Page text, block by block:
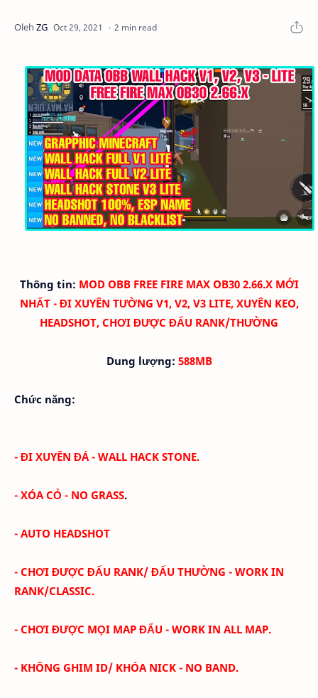
2 min read
Thông tin: MOD OBB FREE FIRE MAX OB30 2.66.X MỚI
NHẤT - ĐI XUYÊN TƯỜNG V1, V2, V3 LITE, XUYÊN KEO,
HEADSHOT, CHƠI ĐƯỢC ĐẤU RANK/THƯỜNG
Dung lượng: 588MB
Chức năng:
- ĐI XUYÊN ĐÁ - WALL HACK STONE.
- XÓA CỎ - NO GRASS.
- AUTO HEADSHOT
- CHƠI ĐƯỢC ĐẤU RANK/ ĐẤU THƯỜNG - WORK IN
RANK/CLASSIC.
- CHƠI ĐƯỢC MỌI MAP ĐẤU - WORK IN ALL MAP.
- KHÔNG GHIM ID/ KHÓA NICK - NO BAND.